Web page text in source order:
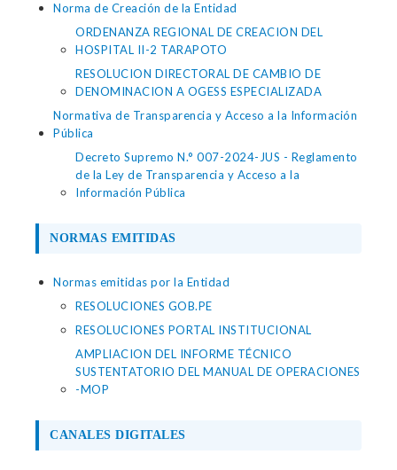
Norma de Creación de la Entidad
ORDENANZA REGIONAL DE CREACION DEL
HOSPITAL II-2 TARAPOTO
RESOLUCION DIRECTORAL DE CAMBIO DE
DENOMINACION A OGESS ESPECIALIZADA
Normativa de Transparencia y Acceso a la Información
Pública
Decreto Supremo N.° 007-2024-JUS - Reglamento
de la Ley de Transparencia y Acceso a la
Información Pública
NORMAS EMITIDAS
Normas emitidas por la Entidad
RESOLUCIONES GOB.PE
RESOLUCIONES PORTAL INSTITUCIONAL
AMPLIACION DEL INFORME TÉCNICO
SUSTENTATORIO DEL MANUAL DE OPERACIONES
-MOP
CANALES DIGITALES